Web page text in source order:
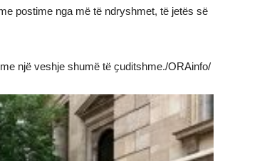
postime nga më të ndryshmet, të jetës së
një veshje shumë të ҫuditshme./ORAinfo/